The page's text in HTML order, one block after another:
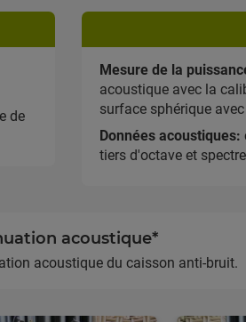
de
Mesure de la
acoustique avec la
surface sphérique
Données acoustiques:
tiers d'octave et
acoustique*
acoustique du caisson anti-bruit.